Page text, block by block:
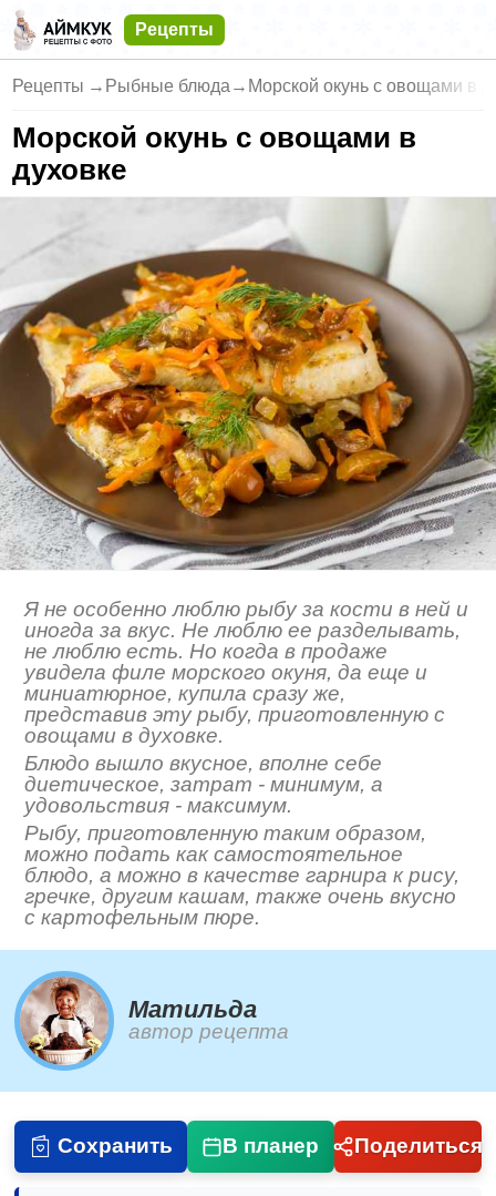
Рецепты
Рецепты → Рыбные блюда → Морской окунь с овощами в
Морской окунь с овощами в
духовке
Я не особенно люблю рыбу за кости в ней и
иногда за вкус. Не люблю ее разделывать,
не люблю есть. Но когда в продаже
увидела филе морского окуня, да еще и
миниатюрное, купила сразу же,
представив эту рыбу, приготовленную с
овощами в духовке.
Блюдо вышло вкусное, вполне себе
диетическое, затрат - минимум, а
удовольствия - максимум.
Рыбу, приготовленную таким образом,
можно подать как самостоятельное
блюдо, а можно в качестве гарнира к рису,
гречке, другим кашам, также очень вкусно
с картофельным пюре.
Матильда
автор рецепта
Сохранить В планер Поделиться